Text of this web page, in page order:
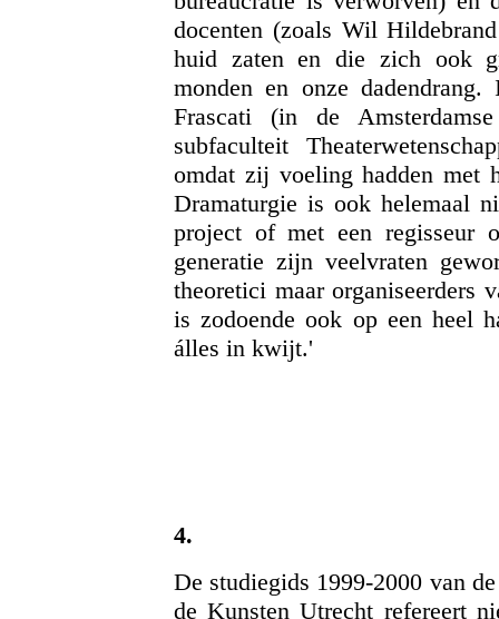
docenten (zoals Wil
huid zaten en die zich ook
monden en onze
Frascati (in de
subfaculteit
omdat zij voeling hadden met
Dramaturgie is ook helemaal
project of met een regisseur
generatie zijn veelvraten
theoretici maar organiseerders
is zodoende ook op een heel
álles in kwijt.'
4.
De studiegids 1999-2000 van
de Kunsten Utrecht refereert